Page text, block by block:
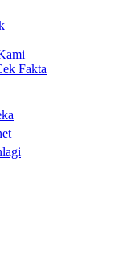
Fakta